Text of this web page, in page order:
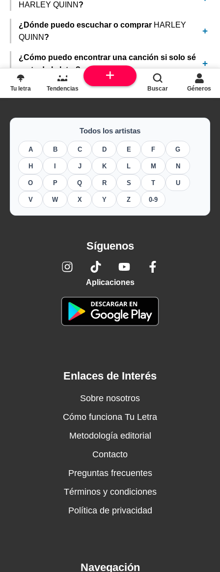
HARLEY QUINN?
¿Dónde puedo escuchar o comprar HARLEY
QUINN?
¿Cómo puedo encontrar una canción si solo sé
parte de la letra?
Todos los artistas
A B C D E F G
H J K L M N
O P Q R S T U
V W X Y Z 0-9
Síguenos
Aplicaciones
Enlaces de Interés
Sobre nosotros
Cómo funciona Tu Letra
Metodología editorial
Contacto
Preguntas frecuentes
Términos y condiciones
Política de privacidad
Navegación
Tu letra Tendencias Buscar Géneros